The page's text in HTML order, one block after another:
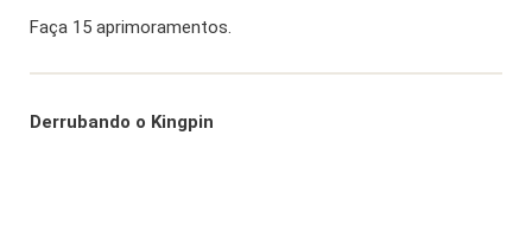
Faça 15 aprimoramentos.
Derrubando o Kingpin